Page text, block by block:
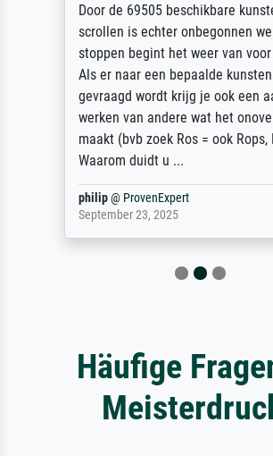
Door de 69505 beschikbare
scrollen is echter onbegonnen
stoppen begint het weer van voor
Als er naar een bepaalde
gevraagd wordt krijg je ook een
werken van andere wat het
maakt (bvb zoek Ros = ook Rops,
Waarom duidt u ...
philip@ProvenExpert
September 23, 2025
Häufige